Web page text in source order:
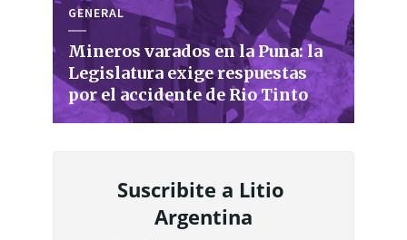
GENERAL
Mineros varados en la Puna: la
Legislatura exige respuestas
por el accidente de Rio Tinto
Suscribite a Litio
Argentina